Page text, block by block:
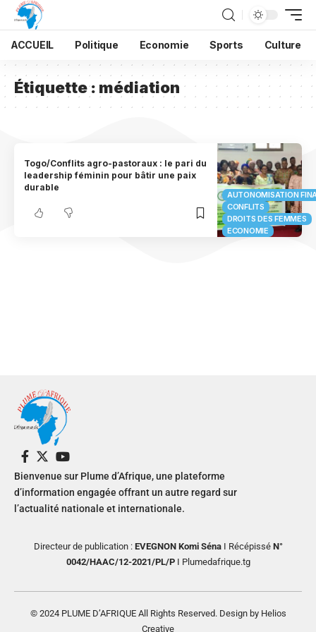
ACCUEIL Politique Economie Sports Culture
Étiquette : médiation
AUTONOMISATION
CONFLITS
DROITS DES FEMMES
ECONOMIE
Togo/Conflits agro-pastoraux : le pari du
leadership féminin pour bâtir une paix
durable
Bienvenue sur Plume d’Afrique, une plateforme
d’information engagée offrant un autre regard sur
l’actualité nationale et internationale.
Directeur de publication : EVEGNON Komi SénaI RécépisséN°
0042/HAAC/12-2021/PL/PI Plumedafrique.tg
© 2024 PLUME D’AFRIQUE All Rights Reserved. Design by Helios
Creative